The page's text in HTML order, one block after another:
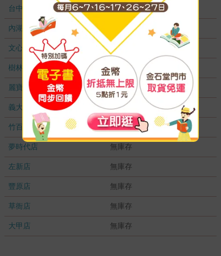
台中秀泰店 無庫存
內湖大潤發 無庫存
文心店 無庫存
樹林店 無庫存
麗寶店 無庫存
義大店 無庫存
竹百店 無庫存
夢時代店 無庫存
左新店 無庫存
豐原店 無庫存
草衙店 無庫存
大甲店 無庫存